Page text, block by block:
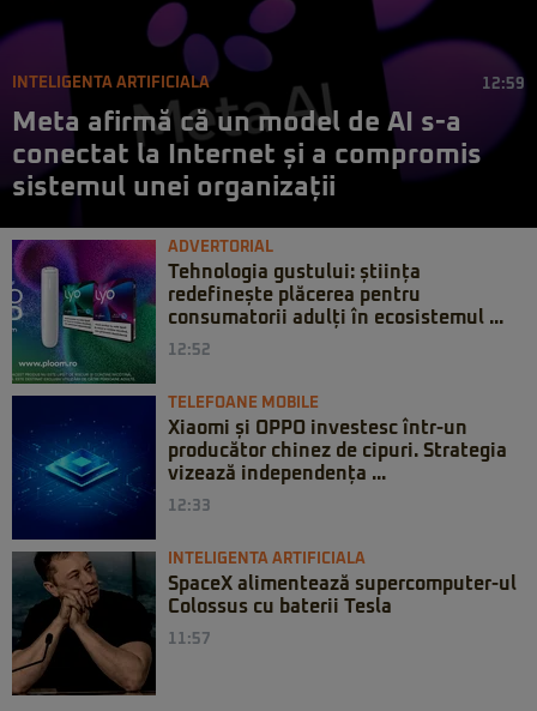
INTELIGENTA ARTIFICIALA 12:59
Meta afirmă că un model de AI s-a
conectat la Internet și a compromis
sistemul unei organizații
ADVERTORIAL
Tehnologia gustului: știința
redefinește plăcerea pentru
consumatorii adulți în ecosistemul ...
12:52
TELEFOANE MOBILE
Xiaomi și OPPO investesc într-un
producător chinez de cipuri. Strategia
vizează independența ...
12:33
INTELIGENTA ARTIFICIALA
SpaceX alimentează supercomputer-ul
Colossus cu baterii Tesla
11:57